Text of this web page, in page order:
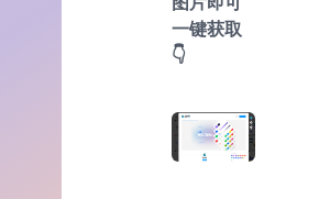
一键获取
👇